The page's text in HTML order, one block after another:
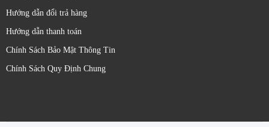
Hướng dẫn đổi trả hàng
Hướng dẫn thanh toán
Chính Sách Bảo Mật Thông Tin
Chính Sách Quy Định Chung